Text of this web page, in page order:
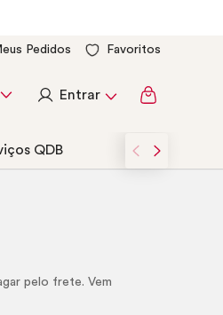
Pedidos Favoritos
Entrar
QDB
pelo frete. Vem